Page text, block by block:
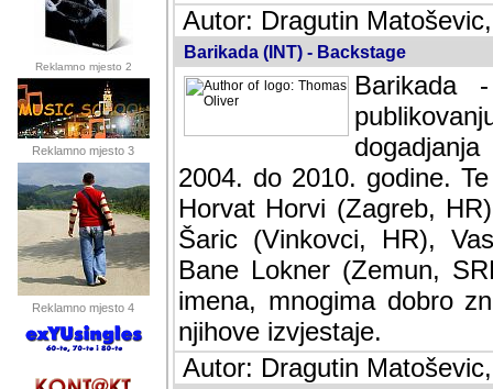
Reklamno mjesto 2
Reklamno mjesto 3
Reklamno mjesto 4
Autor: Dragutin
Barikada (INT) - Backstage
Barikada
2004. do 2010. godine.
Horvat Horvi (Zagreb,
Šaric (Vinkovci, HR),
Bane Lokner (Zemun,
imena, mnogima dobro
njihove izvjestaje.
Autor: Dragutin